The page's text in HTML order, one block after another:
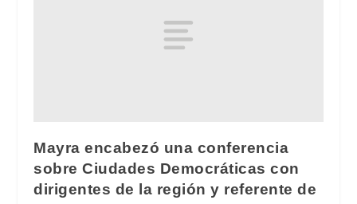
Mayra encabezó una conferencia
sobre Ciudades Democráticas con
dirigentes de la región y referente de